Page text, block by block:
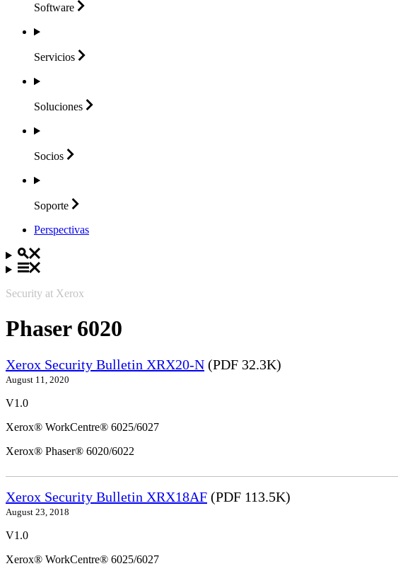
Software
Servicios
Soluciones
Socios
Soporte
Perspectivas
Security at Xerox
Phaser 6020
Xerox Security Bulletin XRX20-N (PDF 32.3K)
August 11, 2020
V1.0
Xerox® WorkCentre® 6025/6027
Xerox® Phaser® 6020/6022
Xerox Security Bulletin XRX18AF (PDF 113.5K)
August 23, 2018
V1.0
Xerox® WorkCentre® 6025/6027